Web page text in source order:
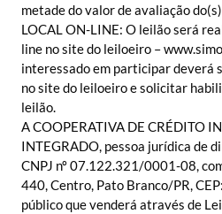
metade do valor de avaliação
LOCAL ON-LINE: O leilão será
line no site do leiloeiro –
interessado em participar deverá
no site do leiloeiro e solicitar
leilão.
A COOPERATIVA DE CRÉDITO
INTEGRADO, pessoa jurídica de
CNPJ nº 07.122.321/0001-08,
440, Centro, Pato Branco/PR,
público que venderá através de